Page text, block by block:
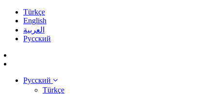
Türkçe
English
العربية
Pусский
Pусский
Türkçe